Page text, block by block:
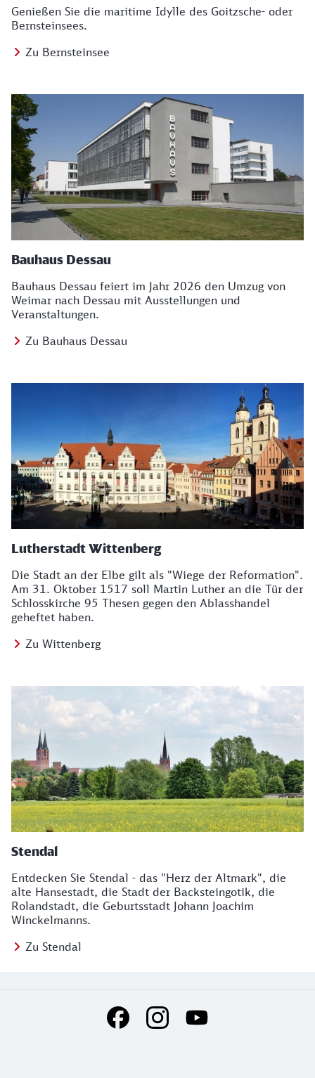
Genießen Sie die maritime Idylle des Goitzsche- oder
Bernsteinsees.
Zu Bernsteinsee
Bauhaus Dessau
Bauhaus Dessau feiert im Jahr 2026 den Umzug von
Weimar nach Dessau mit Ausstellungen und
Veranstaltungen.
Zu Bauhaus Dessau
Lutherstadt Wittenberg
Die Stadt an der Elbe gilt als "Wiege der Reformation".
Am 31. Oktober 1517 soll Martin Luther an die Tür der
Schlosskirche 95 Thesen gegen den Ablasshandel
geheftet haben.
Zu Wittenberg
Stendal
Entdecken Sie Stendal - das "Herz der Altmark", die
alte Hansestadt, die Stadt der Backsteingotik, die
Rolandstadt, die Geburtsstadt Johann Joachim
Winckelmanns.
Zu Stendal
Social Media Links